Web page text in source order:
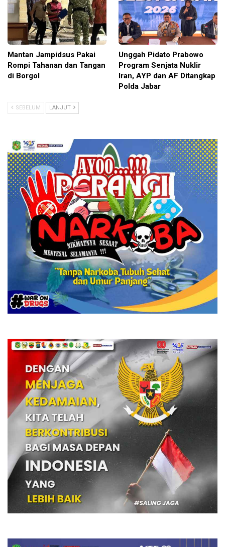
Mantan Jampidsus Pakai
Rompi Tahanan dan Tangan
di Borgol
Unggah Pidato Prabowo
Program Senjata Nuklir
Iran, AYP dan AF Ditangkap
Polda Jabar
SEBELUM LANJUT